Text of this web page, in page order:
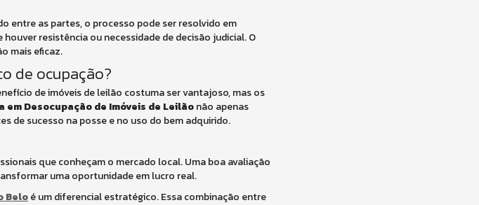
entre as partes, o processo pode ser resolvido em
resistência ou necessidade de decisão judicial. O
mais eficaz.
de ocupação?
de imóveis de leilão costuma ser vantajoso, mas os
Desocupação de Imóveis de Leilãonão apenas
de sucesso na posse e no uso do bem adquirido.
que conheçam o mercado local. Uma boa avaliação
uma oportunidade em lucro real.
Beloé um diferencial estratégico. Essa combinação entre